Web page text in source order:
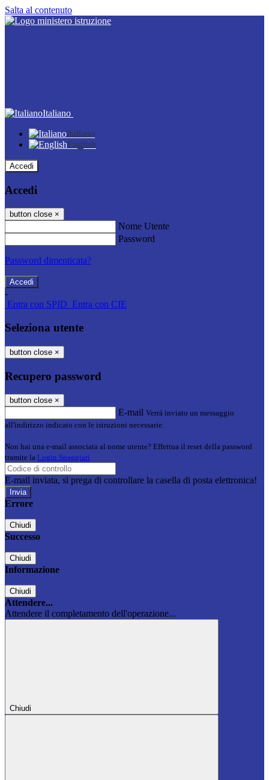
Salta al contenuto
Italiano
Italiano
English
Accedi
Accedi
button close ×
Nome Utente
Password
Password dimenticata?
-
Entra con SPID Entra con CIE
Seleziona utente
button close ×
Recupero password
button close ×
E-mail Verrà inviato un messaggio
all'indirizzo indicato con le istruzioni necessarie.
Non hai una e-mail associata al nome utente? Effettua il reset della password
tramite la Login Spaggiari
E-mail inviata, si prega di controllare la casella di posta elettronica!
Errore
Chiudi
Successo
Chiudi
Informazione
Chiudi
Attendere...
Attendere il completamento dell'operazione...
Chiudi